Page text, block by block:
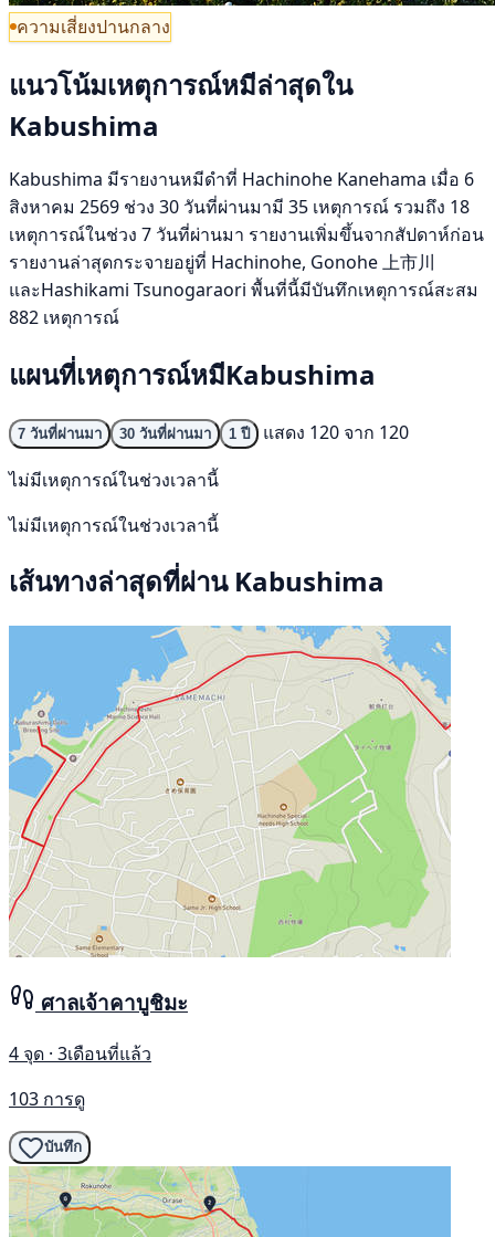
ความเสี่ยงปานกลาง
แนวโน้มเหตุการณ์หมีล่าสุดใน
Kabushima
Kabushima มีรายงานหมีดำที่ Hachinohe Kanehama เมื่อ 6
สิงหาคม 2569 ช่วง 30 วันที่ผ่านมามี 35 เหตุการณ์ รวมถึง 18
เหตุการณ์ในช่วง 7 วันที่ผ่านมา รายงานเพิ่มขึ้นจากสัปดาห์ก่อน
รายงานล่าสุดกระจายอยู่ที่ Hachinohe, Gonohe 上市川
และHashikami Tsunogaraori พื้นที่นี้มีบันทึกเหตุการณ์สะสม
882 เหตุการณ์
แผนที่เหตุการณ์หมีKabushima
7 วันที่ผ่านมา 30 วันที่ผ่านมา 1 ปี
แสดง 120 จาก 120
ไม่มีเหตุการณ์ในช่วงเวลานี้
ไม่มีเหตุการณ์ในช่วงเวลานี้
เส้นทางล่าสุดที่ผ่าน Kabushima
ศาลเจ้าคาบูชิมะ
4 จุด · 3เดือนที่แล้ว
103 การดู
บันทึก